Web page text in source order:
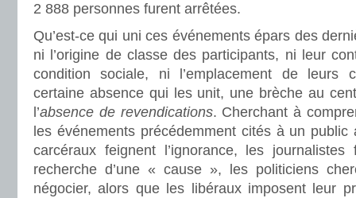
2 888 personnes furent arrêtées.
Qu’est-ce qui uni ces événements épars des
ni l’origine de classe des participants, ni leur
condition sociale, ni l’emplacement de leurs
certaine absence qui les unit, une brèche au
l’absence de revendications. Cherchant à
les événements précédemment cités à un public
carcéraux feignent l’ignorance, les
recherche d’une « cause », les politiciens
négocier, alors que les libéraux imposent leur